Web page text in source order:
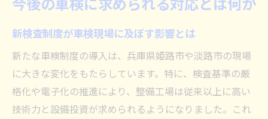
新検査制度が車検現場に及ぼす影響とは
新たな車検制度の導入は、兵庫県姫路市や淡路市の現場
に大きな変化をもたらしています。特に、検査基準の厳
格化や電子化の推進により、整備工場は従来以上に高い
技術力と設備投資が求められるようになりました。これ